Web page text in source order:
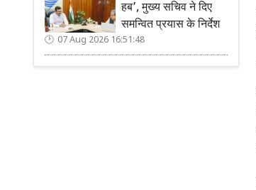
हब’, मुख्य सचिव ने दिए
समन्वित प्रयास के निर्देश
07 Aug 2026 16:51:48